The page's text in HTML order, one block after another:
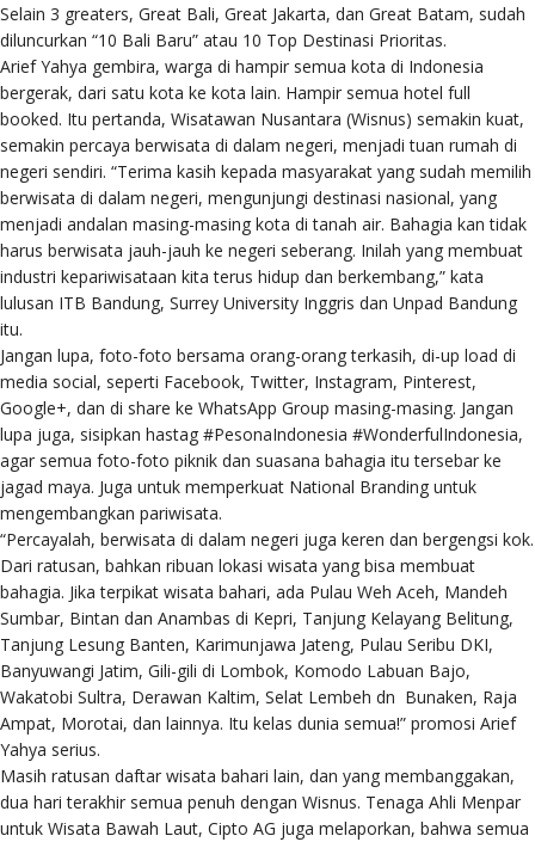
Selain 3 greaters, Great Bali, Great Jakarta, dan Great Batam, sudah
diluncurkan “10 Bali Baru” atau 10 Top Destinasi Prioritas.
Arief Yahya gembira, warga di hampir semua kota di Indonesia
bergerak, dari satu kota ke kota lain. Hampir semua hotel full
booked. Itu pertanda, Wisatawan Nusantara (Wisnus) semakin kuat,
semakin percaya berwisata di dalam negeri, menjadi tuan rumah di
negeri sendiri. “Terima kasih kepada masyarakat yang sudah memilih
berwisata di dalam negeri, mengunjungi destinasi nasional, yang
menjadi andalan masing-masing kota di tanah air. Bahagia kan tidak
harus berwisata jauh-jauh ke negeri seberang. Inilah yang membuat
industri kepariwisataan kita terus hidup dan berkembang,” kata
lulusan ITB Bandung, Surrey University Inggris dan Unpad Bandung
itu.
Jangan lupa, foto-foto bersama orang-orang terkasih, di-up load di
media social, seperti Facebook, Twitter, Instagram, Pinterest,
Google+, dan di share ke WhatsApp Group masing-masing. Jangan
lupa juga, sisipkan hastag #PesonaIndonesia #WonderfulIndonesia,
agar semua foto-foto piknik dan suasana bahagia itu tersebar ke
jagad maya. Juga untuk memperkuat National Branding untuk
mengembangkan pariwisata.
“Percayalah, berwisata di dalam negeri juga keren dan bergengsi kok.
Dari ratusan, bahkan ribuan lokasi wisata yang bisa membuat
bahagia. Jika terpikat wisata bahari, ada Pulau Weh Aceh, Mandeh
Sumbar, Bintan dan Anambas di Kepri, Tanjung Kelayang Belitung,
Tanjung Lesung Banten, Karimunjawa Jateng, Pulau Seribu DKI,
Banyuwangi Jatim, Gili-gili di Lombok, Komodo Labuan Bajo,
Wakatobi Sultra, Derawan Kaltim, Selat Lembeh dn Bunaken, Raja
Ampat, Morotai, dan lainnya. Itu kelas dunia semua!” promosi Arief
Yahya serius.
Masih ratusan daftar wisata bahari lain, dan yang membanggakan,
dua hari terakhir semua penuh dengan Wisnus. Tenaga Ahli Menpar
untuk Wisata Bawah Laut, Cipto AG juga melaporkan, bahwa semua